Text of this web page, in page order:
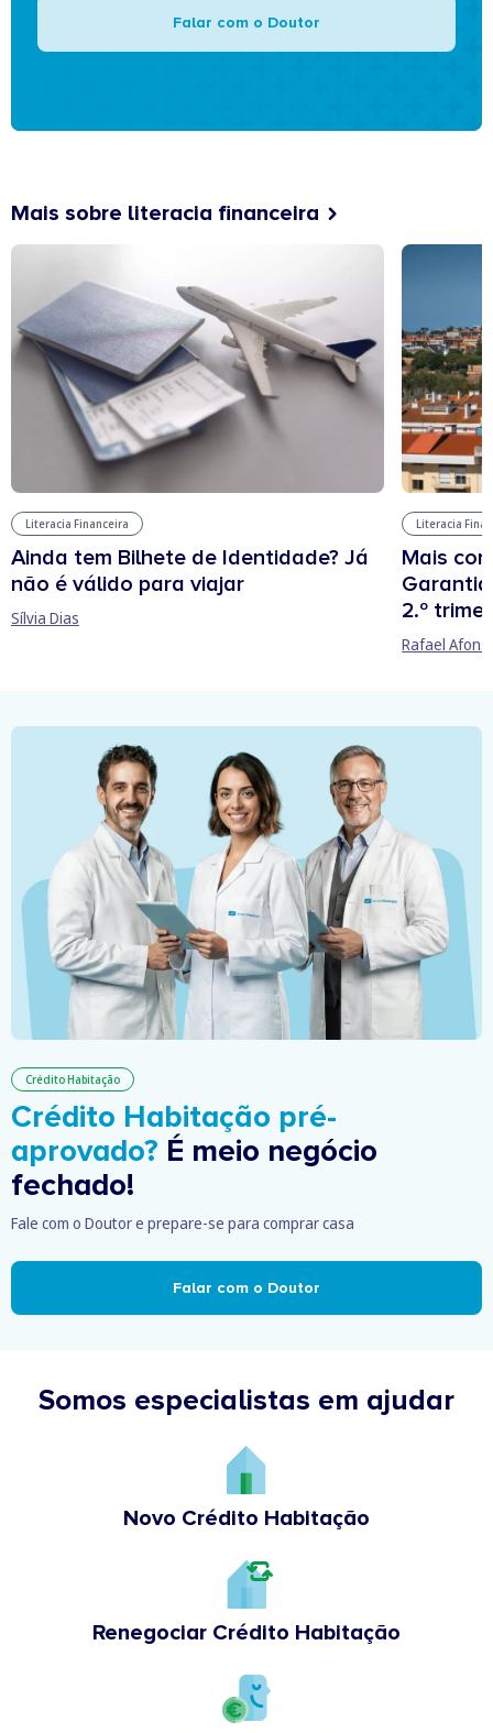
Falar com o Doutor
Mais sobre literacia financeira
Literacia Financeira
Ainda tem Bilhete de Identidade? Já
não é válido para viajar
Sílvia Dias
Literacia
Mais
2.º
Rafael
Crédito Habitação
Crédito Habitação pré-
aprovado? É meio negócio
fechado!
Fale com o Doutor e prepare-se para comprar casa
Falar com o Doutor
Somos especialistas em ajudar
Novo Crédito Habitação
Renegociar Crédito Habitação